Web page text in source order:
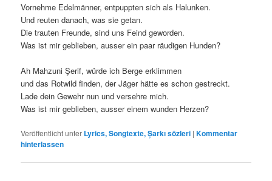
Vornehme Edelmänner, entpuppten sich als Halunken.
Und reuten danach, was sie getan.
Die trauten Freunde, sind uns Feind geworden.
Was ist mir geblieben, ausser ein paar räudigen Hunden?
Ah Mahzuni Şerif, würde ich Berge erklimmen
und das Rotwild finden, der Jäger hätte es schon gestreckt.
Lade dein Gewehr nun und versehre mich.
Was ist mir geblieben, ausser einem wunden Herzen?
Veröffentlicht unter Lyrics, Songtexte, Șarkı sözleri |Kommentar
hinterlassen